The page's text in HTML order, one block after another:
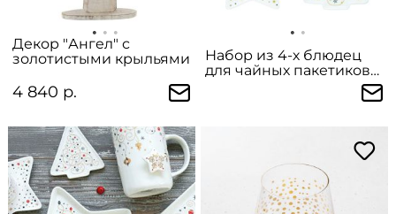
Декор "Ангел" с
золотистыми крыльями
4 840 р.
Набор из 4-х блюдец
для чайных пакетиков
"Merry Christmas" 10,5 см